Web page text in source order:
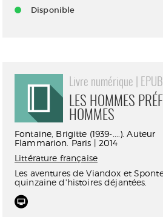
Disponible
Livre numérique | EPUB
LES HOMMES
HOMMES
Fontaine, Brigitte (1939-....). Auteur
Flammarion. Paris | 2014
Littérature française
Les aventures de Viandox et
quinzaine d'histoires déjantées.